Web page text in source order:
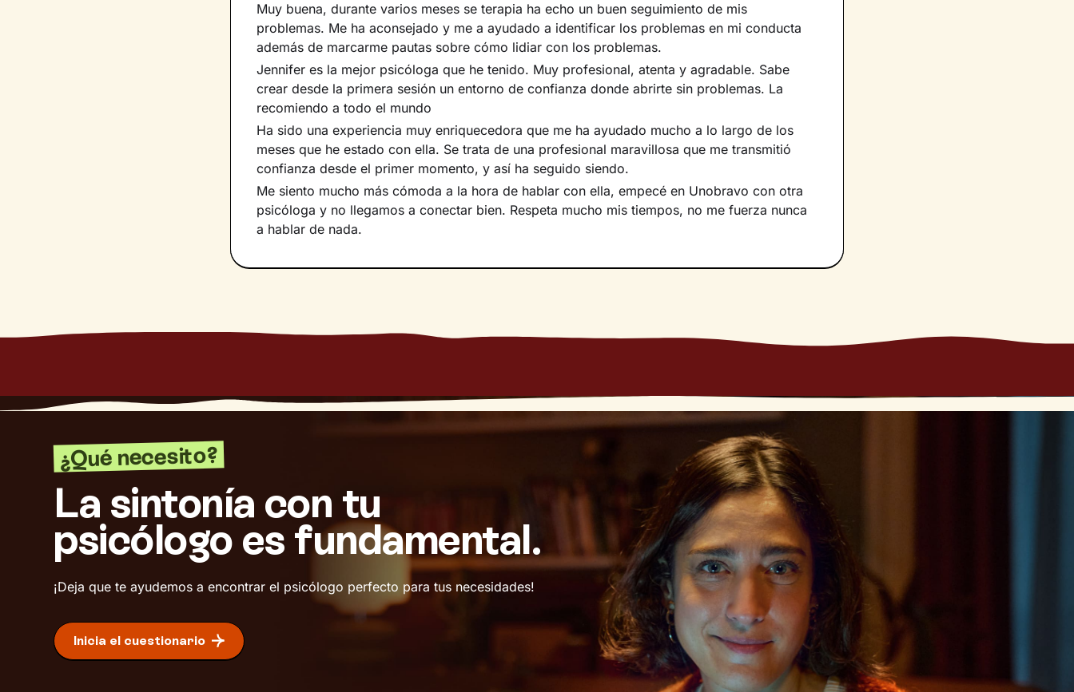
Muy buena, durante varios meses se terapia ha echo un buen seguimiento de mis
problemas. Me ha aconsejado y me a ayudado a identificar los problemas en mi conducta
además de marcarme pautas sobre cómo lidiar con los problemas.
Jennifer es la mejor psicóloga que he tenido. Muy profesional, atenta y agradable. Sabe
crear desde la primera sesión un entorno de confianza donde abrirte sin problemas. La
recomiendo a todo el mundo
Ha sido una experiencia muy enriquecedora que me ha ayudado mucho a lo largo de los
meses que he estado con ella. Se trata de una profesional maravillosa que me transmitió
confianza desde el primer momento, y así ha seguido siendo.
Me siento mucho más cómoda a la hora de hablar con ella, empecé en Unobravo con otra
psicóloga y no llegamos a conectar bien. Respeta mucho mis tiempos, no me fuerza nunca
a hablar de nada.
¿Qué necesito?
La sintonía con tu
psicólogo es fundamental.
¡Deja que te ayudemos a encontrar el psicólogo perfecto para tus necesidades!
Inicia el cuestionario